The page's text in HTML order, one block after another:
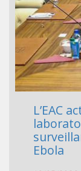
L’EAC
Ebola